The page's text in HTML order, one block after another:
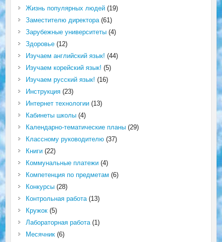
Жизнь популярных людей(19)
Заместителю директора(61)
Зарубежные университеты(4)
Здоровье(12)
Изучаем английский язык! (44)
Изучаем корейский язык! (5)
Изучаем русский язык! (16)
Инструкция(23)
Интернет технологии(13)
Кабинеты школы(4)
Календарно-тематические планы(29)
Классному руководителю(37)
Книги(22)
Коммунальные платежи(4)
Компетенция по предметам (6)
Конкурсы(28)
Контрольная работа(13)
Кружок(5)
Лабораторная работа(1)
Месячник(6)